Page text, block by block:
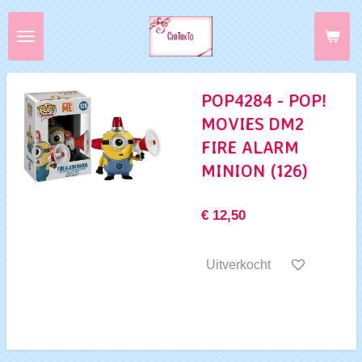
Ga
direct
de
hoofdinhoud
POP4284 - POP!
MOVIES DM2
FIRE ALARM
MINION (126)
€ 12,50
Uitverkocht